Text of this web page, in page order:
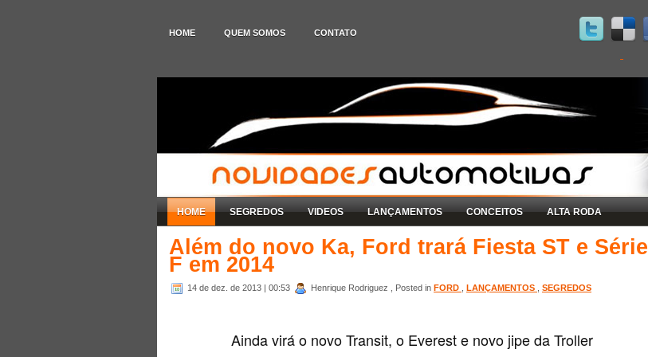
HOME QUEM SOMOS CONTATO
HOME SEGREDOS VIDEOS LANÇAMENTOS CONCEITOS ALTA RODA
Além do novo Ka, Ford trará Fiesta ST e Série
F em 2014
14 de dez. de 2013 | 00:53 Henrique Rodriguez , Posted in FORD LANÇAMENTOS SEGREDOS
Ainda virá o novo Transit, o Everest e novo jipe da Troller